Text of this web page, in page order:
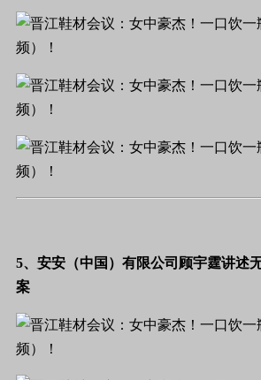
5、安安（中国）有限公司顾宇霆讲述
案